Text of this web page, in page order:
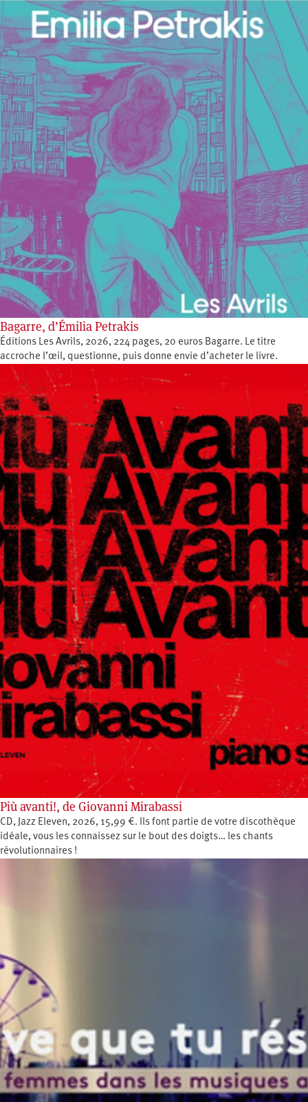
Bagarre, d’Émilia Petrakis
Éditions Les Avrils, 2026, 224 pages, 20 euros Bagarre. Le titre
accroche l’œil, questionne, puis donne envie d’acheter le livre.
Più avanti!, de Giovanni Mirabassi
CD, Jazz Eleven, 2026, 15,99 €. Ils font partie de votre discothèque
idéale, vous les connaissez sur le bout des doigts… les chants
révolutionnaires !